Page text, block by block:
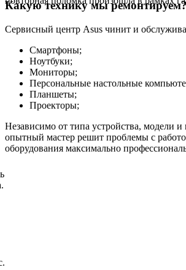
Какую технику мы
Сервисный центр Asus чинит и
Смартфоны;
Ноутбуки;
Мониторы;
Персональные настольные
Планшеты;
Проекторы;
Независимо от типа устройства, модели и
опытный мастер решит проблемы с
оборудования максимально